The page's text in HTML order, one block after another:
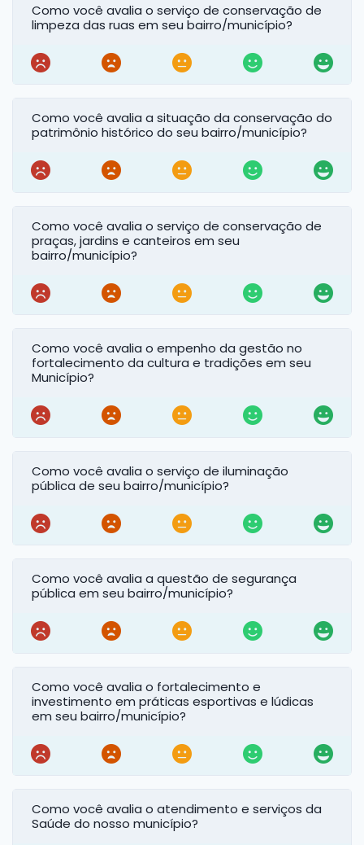
Como você avalia o serviço de conservação de
limpeza das ruas em seu bairro/município?
Como você avalia a situação da conservação do
patrimônio histórico do seu bairro/município?
Como você avalia o serviço de conservação de
praças, jardins e canteiros em seu
bairro/município?
Como você avalia o empenho da gestão no
fortalecimento da cultura e tradições em seu
Município?
Como você avalia o serviço de iluminação
pública de seu bairro/município?
Como você avalia a questão de segurança
pública em seu bairro/município?
Como você avalia o fortalecimento e
investimento em práticas esportivas e lúdicas
em seu bairro/município?
Como você avalia o atendimento e serviços da
Saúde do nosso município?